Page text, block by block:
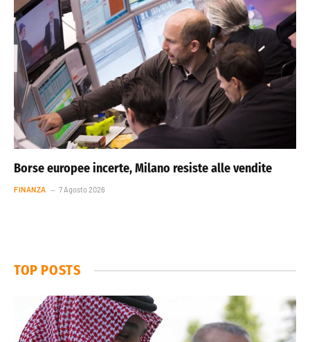
Borse europee incerte, Milano resiste alle vendite
FINANZA 7 Agosto 2026
TOP POSTS